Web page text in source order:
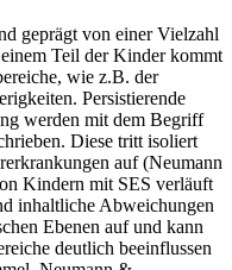
geprägt von einer Vielzahl
Teil der Kinder kommt
wie z.B. der
Persistierende
werden mit dem Begriff
Diese tritt isoliert
auf (Neumann
Kindern mit SES verläuft
inhaltliche Abweichungen
Ebenen auf und kann
deutlich beeinflussen